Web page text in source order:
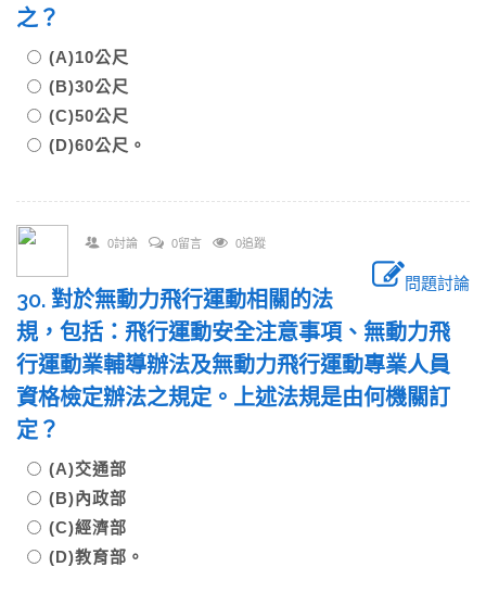
之？
(A)10公尺
(B)30公尺
(C)50公尺
(D)60公尺。
0討論 0留言 0追蹤
問題討論
30. 對於無動力飛行運動相關的法
規，包括：飛行運動安全注意事項、無動力飛
行運動業輔導辦法及無動力飛行運動專業人員
資格檢定辦法之規定。上述法規是由何機關訂
定？
(A)交通部
(B)內政部
(C)經濟部
(D)教育部。